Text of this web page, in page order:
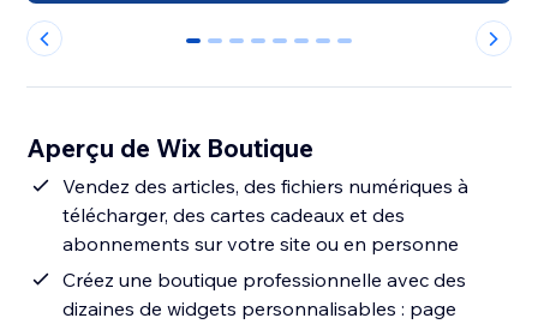
0 1 2 3 4 5 6 7
Aperçu de Wix Boutique
Vendez des articles, des fichiers numériques à
télécharger, des cartes cadeaux et des
abonnements sur votre site ou en personne
Créez une boutique professionnelle avec des
dizaines de widgets personnalisables : page